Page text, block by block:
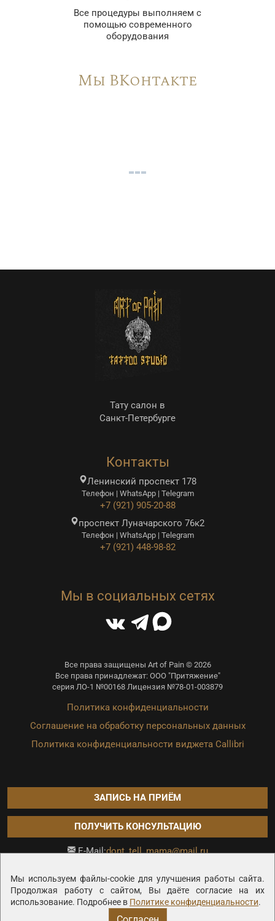
Мы используем файлы-cookie для улучшения работы сайта.
Продолжая работу с сайтом, Вы даёте согласие на их
использование. Подробнее в Политике конфиденциальности.
Все процедуры выполняем с
помощью современного
оборудования
Мы ВКонтакте
Тату салон в
Санкт-Петербурге
Контакты
Ленинский проспект 178
Телефон | WhatsApp | Telegram
+7 (921) 905-20-88
проспект Луначарского 76к2
Телефон | WhatsApp | Telegram
+7 (921) 448-98-82
Мы в социальных сетях
Все права защищены Art of Pain © 2026
Все права принадлежат: ООО "Притяжение"
серия ЛО-1 №00168 Лицензия №78-01-003879
Политика конфиденциальности
Соглашение на обработку персональных данных
Политика конфиденциальности виджета Callibri
ЗАПИСЬ НА ПРИЁМ
ПОЛУЧИТЬ КОНСУЛЬТАЦИЮ
E-Mail:dont_tell_mama@mail.ru